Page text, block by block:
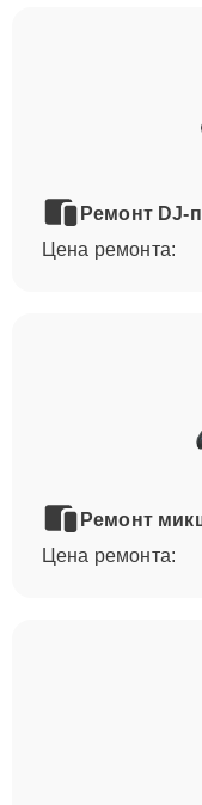
Ремонт DJ-
Цена ремонта:
Ремонт
Цена ремонта: